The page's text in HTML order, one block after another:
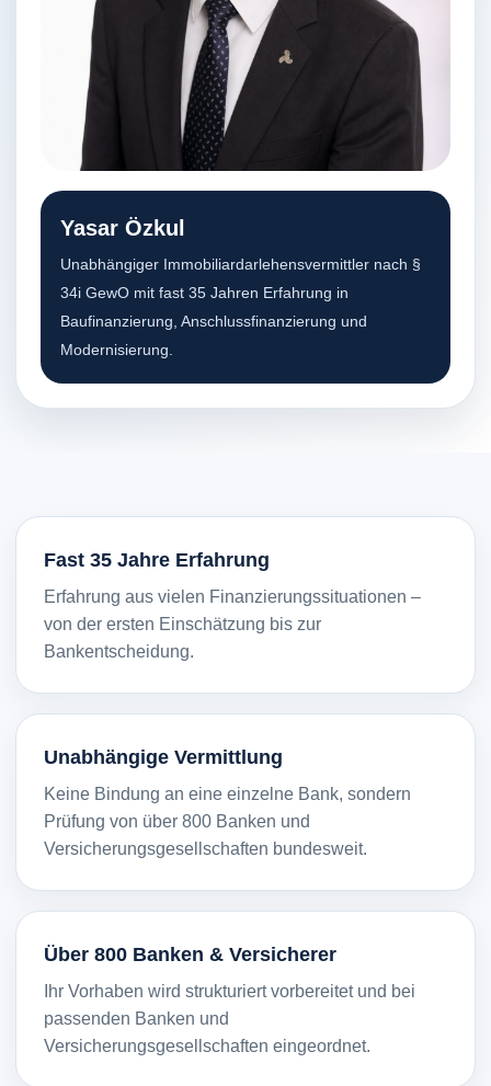
Yasar Özkul
Unabhängiger Immobiliardarlehensvermittler nach §
34i GewO mit fast 35 Jahren Erfahrung in
Baufinanzierung, Anschlussfinanzierung und
Modernisierung.
Fast 35 Jahre Erfahrung
Erfahrung aus vielen Finanzierungssituationen –
von der ersten Einschätzung bis zur
Bankentscheidung.
Unabhängige Vermittlung
Keine Bindung an eine einzelne Bank, sondern
Prüfung von über 800 Banken und
Versicherungsgesellschaften bundesweit.
Über 800 Banken & Versicherer
Ihr Vorhaben wird strukturiert vorbereitet und bei
passenden Banken und
Versicherungsgesellschaften eingeordnet.